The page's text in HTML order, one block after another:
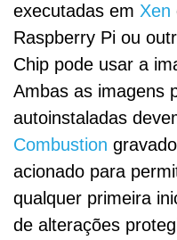
executadas em Xen
Raspberry Pi ou
Chip pode usar a
Ambas as imagens
autoinstaladas
Combustion
acionado para
qualquer primeira
de alterações